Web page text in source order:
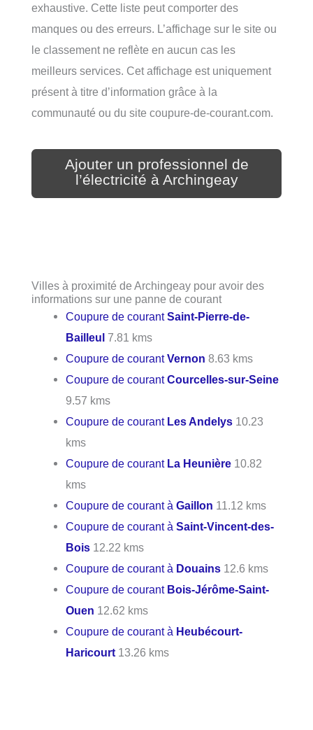
exhaustive. Cette liste peut comporter des
manques ou des erreurs. L’affichage sur le site ou
le classement ne reflète en aucun cas les
meilleurs services. Cet affichage est uniquement
présent à titre d’information grâce à la
communauté ou du site coupure-de-courant.com.
Ajouter un professionnel de
l’électricité à Archingeay
Villes à proximité de Archingeay pour avoir des
informations sur une panne de courant
Coupure de courantSaint-Pierre-de-
Bailleul 7.81 kms
Coupure de courantVernon 8.63 kms
Coupure de courantCourcelles-sur-Seine
9.57 kms
Coupure de courant Les Andelys 10.23
kms
Coupure de courant La Heunière 10.82
kms
Coupure de courant àGaillon 11.12 kms
Coupure de courant àSaint-Vincent-des-
Bois 12.22 kms
Coupure de courant à Douains 12.6 kms
Coupure de courant Bois-Jérôme-Saint-
Ouen 12.62 kms
Coupure de courant à Heubécourt-
Haricourt 13.26 kms